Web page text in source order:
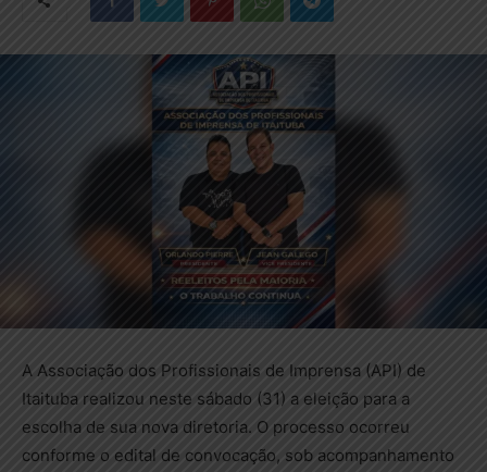
A Associação dos Profissionais de Imprensa (API) de
Itaituba realizou neste sábado (31) a eleição para a
escolha de sua nova diretoria. O processo ocorreu
conforme o edital de convocação, sob acompanhamento